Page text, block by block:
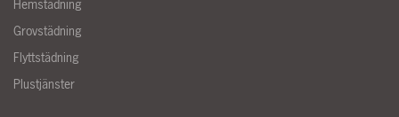
Hemstädning
Grovstädning
Flyttstädning
Plustjänster